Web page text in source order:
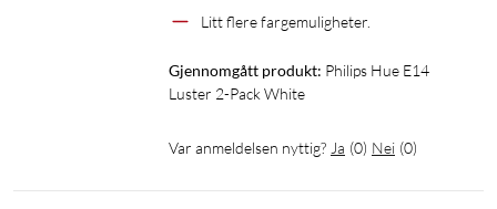
Litt flere fargemuligheter.
Gjennomgått produkt: Philips Hue E14
Luster 2-Pack White
Var anmeldelsen nyttig? Ja (0) Nei (0)